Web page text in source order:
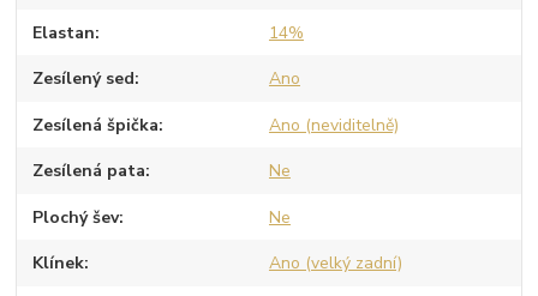
Elastan 14%
Zesílený sed Ano
Zesílená špička Ano (neviditelně)
Zesílená pata Ne
Plochý šev Ne
Klínek Ano (velký zadní)